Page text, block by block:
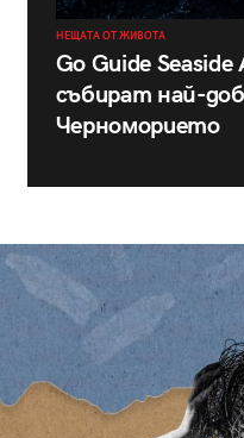
НЕЩАТА ОТ ЖИВОТА
Go Guide
събират най-
Черноморието